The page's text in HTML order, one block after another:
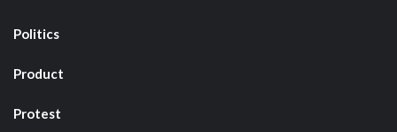
Politics
Product
Protest